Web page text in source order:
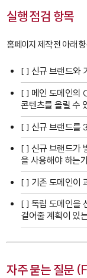
실행 점검 항목
홈페이지 제작 전 아래
[ ] 신규 브랜드와
[ ] 메인 도메인의
콘텐츠를 올릴 수
[ ] 신규 브랜드를
[ ] 신규 브랜드가
을 사용해야 하는
[ ] 기존 도메인이
[ ] 독립 도메인을
걸어줄 계획이 있
자주 묻는 질문